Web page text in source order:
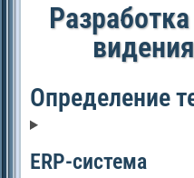
Определение
ERP-система